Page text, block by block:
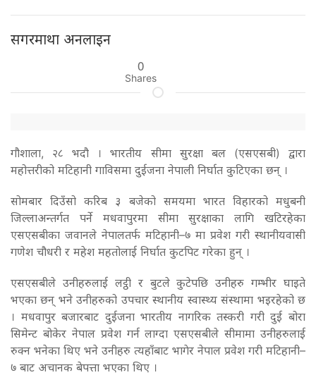
सगरमाथा अनलाइन
0
Shares
गौशाला, २८ भदौ । भारतीय सीमा सुरक्षा बल (एसएसबी) द्वारा
महोत्तरीको मटिहानी गाविसमा दुईजना नेपाली निर्घात कुटिएका छन् ।
सोमबार दिउँसो करिब ३ बजेको समयमा भारत विहारको मधुबनी
जिल्लाअन्तर्गत पर्ने मधवापुरमा सीमा सुरक्षाका लागि खटिरहेका
एसएसबीका जवानले नेपालतर्फ मटिहानी–७ मा प्रवेश गरी स्थानीयवासी
गणेश चौधरी र महेश महतोलाई निर्घात कुटपिट गरेका हुन् ।
एसएसबीले उनीहरुलाई लट्ठी र बुटले कुटेपछि उनीहरु गम्भीर घाइते
भएका छन् भने उनीहरुको उपचार स्थानीय स्वास्थ्य संस्थामा भइरहेको छ
। मधवापुर बजारबाट दुईजना भारतीय नागरिक तस्करी गरी दुई बोरा
सिमेन्ट बोकेर नेपाल प्रवेश गर्न लाग्दा एसएसबीले सीमामा उनीहरुलाई
रुक्न भनेका थिए भने उनीहरु त्यहाँबाट भागेर नेपाल प्रवेश गरी मटिहानी–
७ बाट अचानक बेपत्ता भएका थिए ।